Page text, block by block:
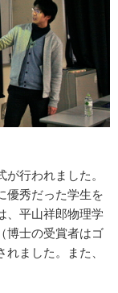
行われました。
優秀だった学生を
、平山祥郎物理学
博士の受賞者はゴ
ました。また、